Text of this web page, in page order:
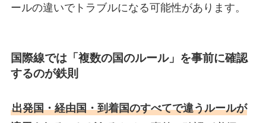
ールの違いでトラブルになる可能性があります。
国際線では「複数の国のルール」を事前に確認
するのが鉄則
出発国・経由国・到着国のすべてで違うルールが